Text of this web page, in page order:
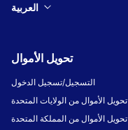
العربية
تحويل الأموال
التسجيل/تسجيل الدخول
تحويل الأموال من الولايات المتحدة
تحويل الأموال من المملكة المتحدة